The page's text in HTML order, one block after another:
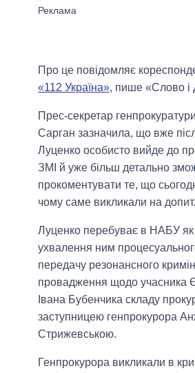
Про це повідомляє
«112 Україна», пише «Слово і
Прес-секретар
Сарган зазначила, що вже
Луценко особисто вийде до
ЗМІ й уже більш детально
прокоментувати те, що
чому саме викликали на допит.
Луценко перебуває в НАБУ як
ухвалення ним
передачу резонансного
провадження щодо учасника
Івана Бубенчика складу
заступницею генпрокурора
Стрижевською.
Генпрокурора викликали в